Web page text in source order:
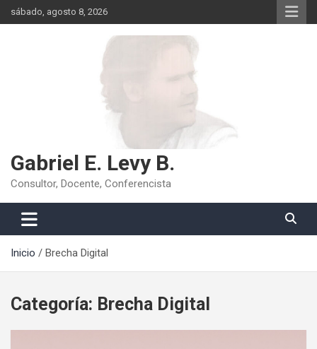
Saltar
al
sábado, agosto 8, 2026
Gabriel E. Levy B.
Consultor, Docente, Conferencista
Inicio Brecha Digital
Categoría: Brecha Digital